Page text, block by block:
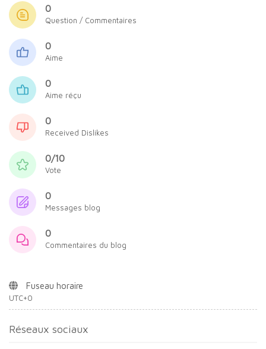
0
Question / Commentaires
0
Aime
0
Aime réçu
0
Received Dislikes
0/10
Vote
0
Messages blog
0
Commentaires du blog
Fuseau horaire
UTC+0
Réseaux sociaux